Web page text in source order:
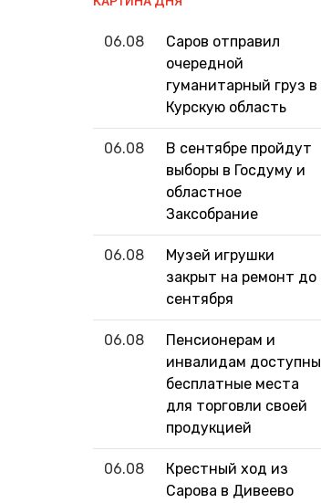
06.08
Саров отправил
очередной
гуманитарный груз в
Курскую область
06.08
В сентябре пройдут
выборы в Госдуму и
областное
Заксобрание
06.08
Музей игрушки
закрыт на ремонт до
сентября
06.08
Пенсионерам и
инвалидам доступны
бесплатные места
для торговли своей
продукцией
06.08
Крестный ход из
Сарова в Дивеево